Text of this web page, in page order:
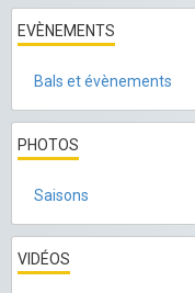
EVÈNEMENTS
Bals et évènements
PHOTOS
Saisons
VIDÉOS